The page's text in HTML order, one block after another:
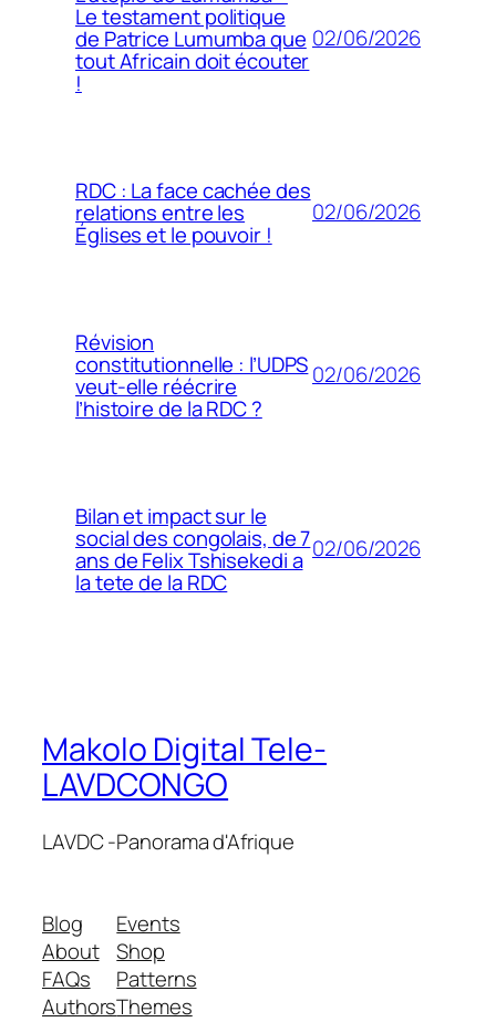
Le testament politique
de Patrice Lumumba que
tout Africain doit écouter
!
02/06/2026
RDC : La face cachée des
relations entre les
Églises et le pouvoir !
02/06/2026
Révision
constitutionnelle : l’UDPS
veut-elle réécrire
l’histoire de la RDC ?
02/06/2026
Bilan et impact sur le
social des congolais, de 7
ans de Felix Tshisekedi a
la tete de la RDC
02/06/2026
Makolo Digital Tele-
LAVDCONGO
LAVDC -Panorama d'Afrique
Blog
About
FAQs
Authors
Events
Shop
Patterns
Themes